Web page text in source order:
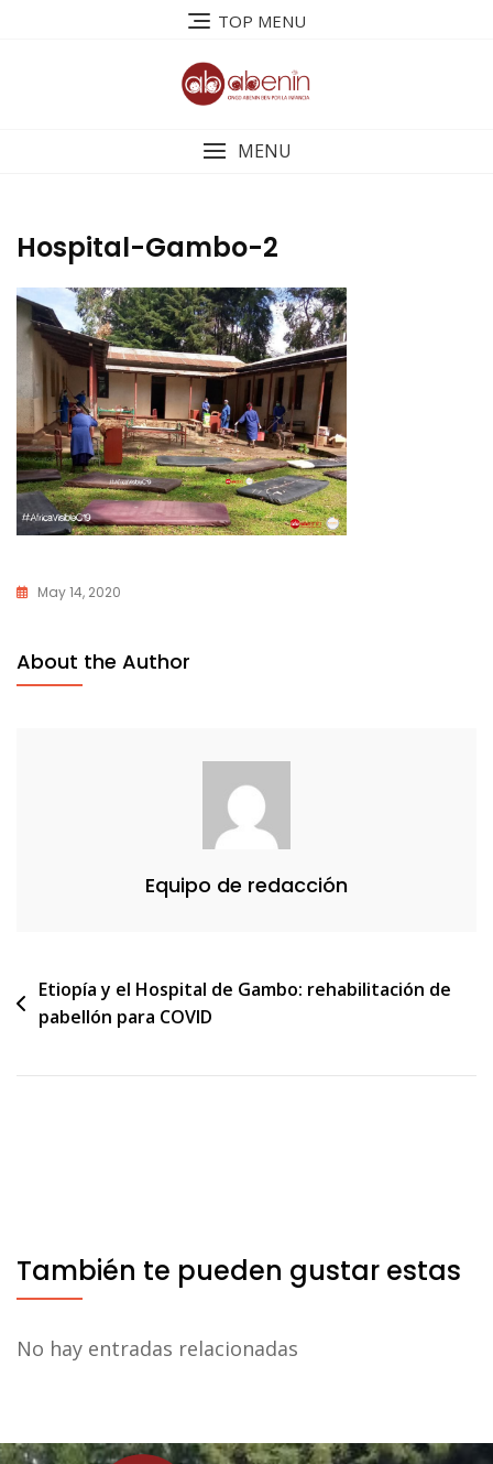
TOP MENU
MENU
Hospital-Gambo-2
May 14, 2020
About the Author
Equipo de redacción
Navegación
de
Etiopía y el Hospital de Gambo: rehabilitación de
pabellón para COVID
También te pueden gustar estas
No hay entradas relacionadas